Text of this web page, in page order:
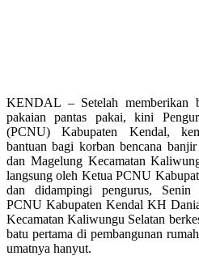
KENDAL – Setelah memberikan
pakaian pantas pakai, kini
(PCNU) Kabupaten Kendal,
bantuan bagi korban bencana
dan Magelung Kecamatan
langsung oleh Ketua PCNU
dan didampingi pengurus, Senin
PCNU Kabupaten Kendal KH
Kecamatan Kaliwungu Selatan
batu pertama di pembangunan
umatnya hanyut.